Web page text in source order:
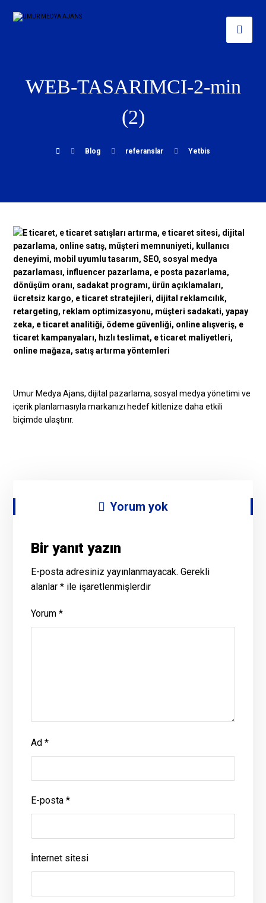
WEB-TASARIMCI-2-min
(2)
Blog referanslar Yetbis
Umur Medya Ajans, dijital pazarlama, sosyal medya yönetimi ve
içerik planlamasıyla markanızı hedef kitlenize daha etkili
biçimde ulaştırır.
Yorum yok
Bir yanıt yazın
E-posta adresiniz yayınlanmayacak. Gerekli
alanlar* ile işaretlenmişlerdir
Yorum*
Ad*
E-posta*
İnternet sitesi